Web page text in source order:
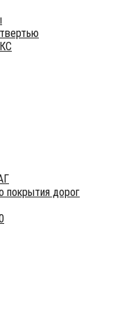
покрытия дорог